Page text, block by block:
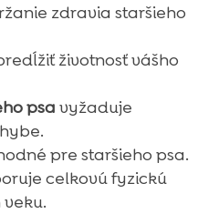
zdravia staršieho
životnosť vášho
psa vyžaduje
pre staršieho psa.
celkovú fyzickú